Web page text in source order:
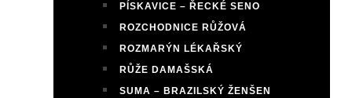
PÍSKAVICE – ŘECKÉ SENO
ROZCHODNICE RŮŽOVÁ
ROZMARÝN LÉKAŘSKÝ
RŮŽE DAMAŠSKÁ
SUMA – BRAZILSKÝ ŽENŠEN